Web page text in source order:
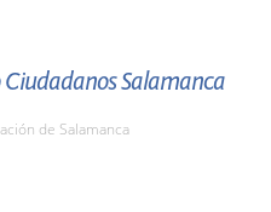
Ciudadanos Salamanca
de Salamanca